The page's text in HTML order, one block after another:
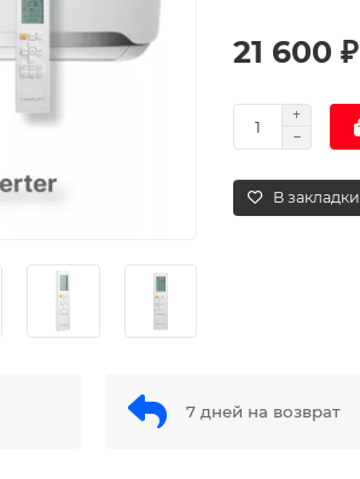
21 600 ₽
В закладки
7 дней на возврат